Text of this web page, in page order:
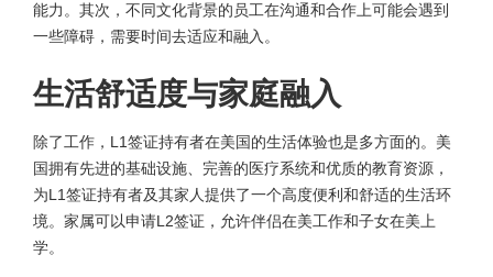
能力。其次，不同文化背景的员工在沟通和合作上可能会遇到
一些障碍，需要时间去适应和融入。
生活舒适度与家庭融入
除了工作，L1签证持有者在美国的生活体验也是多方面的。美
国拥有先进的基础设施、完善的医疗系统和优质的教育资源，
为L1签证持有者及其家人提供了一个高度便利和舒适的生活环
境。家属可以申请L2签证，允许伴侣在美工作和子女在美上
学。